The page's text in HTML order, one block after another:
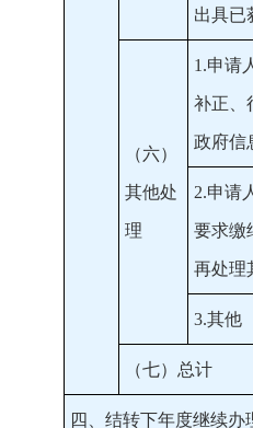
出具已
（六）
其他处
理
1.申请
补正、
政府信
2.申请
要求缴
再处理
3.其他
（七）总计
四、结转下年度继续办